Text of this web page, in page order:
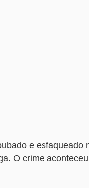
e esfaqueado
O crime